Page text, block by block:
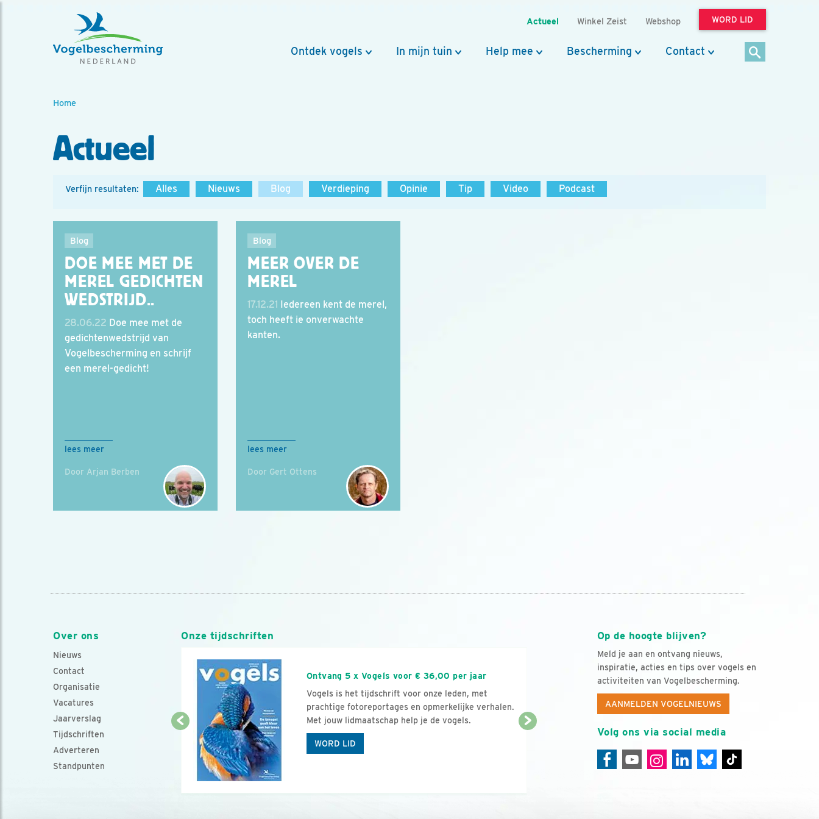
Actueel Winkel Zeist Webshop WORD LID
Ontdek vogels In mijn tuin Help mee Bescherming Contact
Home
Actueel
Verfijn resultaten: Alles Nieuws Blog Verdieping Opinie Tip Video Podcast
Blog
DOE MEE MET DE
MEREL GEDICHTEN
WEDSTRIJD..
28.06.22 Doe mee met de
gedichtenwedstrijd van
Vogelbescherming en schrijf
een merel-gedicht!
lees meer
Door Arjan Berben
Blog
MEER OVER DE
MEREL
17.12.21 Iedereen kent de merel,
toch heeft ie onverwachte
kanten.
lees meer
Door Gert Ottens
Over ons
Nieuws
Contact
Organisatie
Vacatures
Jaarverslag
Tijdschriften
Adverteren
Standpunten
Op de hoogte blijven?
Meld je aan en ontvang nieuws,
inspiratie, acties en tips over vogels en
activiteiten van Vogelbescherming.
AANMELDEN VOGELNIEUWS
Volg ons via social media
Onze tijdschriften
Ontvang 5 x Vogels voor € 36,00 per jaar
Vogels is het tijdschrift voor onze leden, met
prachtige fotoreportages en opmerkelijke verhalen.
Met jouw lidmaatschap help je de vogels.
WORD LID